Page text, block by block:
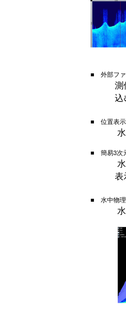
■ 外部ファ
測
込
■ 位置表
■ 簡易3次
■ 水中物